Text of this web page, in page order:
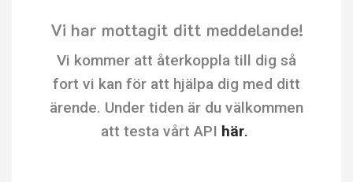
Vi har mottagit ditt meddelande!
Vi kommer att återkoppla till dig så
fort vi kan för att hjälpa dig med ditt
ärende. Under tiden är du välkommen
att testa vårt API här.